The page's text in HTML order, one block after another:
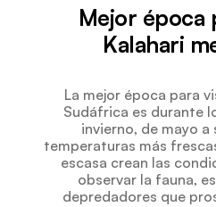
Mejor época
Kalahari
La mejor época para
Sudáfrica es durante
invierno, de mayo a
temperaturas más
escasa crean las
observar la fauna,
depredadores que